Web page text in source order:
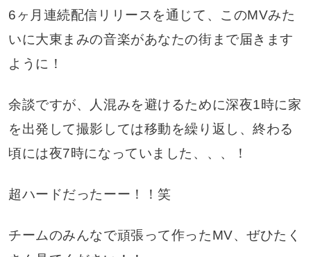
6ヶ月連続配信リリースを通じて、このMVみた
いに大東まみの音楽があなたの街まで届きます
ように！
余談ですが、人混みを避けるために深夜1時に家
を出発して撮影しては移動を繰り返し、終わる
頃には夜7時になっていました、、、！
超ハードだったーー！！笑
チームのみんなで頑張って作ったMV、ぜひたく